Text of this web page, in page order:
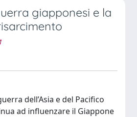
giapponesi e la
dell’Asia e del Pacifico
ad influenzare il Giappone